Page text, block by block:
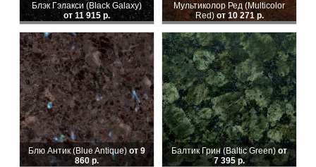
Блэк Гэлакси (Black Galaxy)
от 11 915 р.
Мультиколор Ред (Multicolor
Red) от 10 271 р.
Блю Антик (Blue Antique) от 9
860 р.
Балтик Грин (Baltic Green)от
7 395 р.